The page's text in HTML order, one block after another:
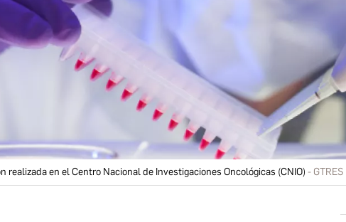
realizada en el Centro Nacional de Investigaciones Oncológicas (CNIO) GTRES